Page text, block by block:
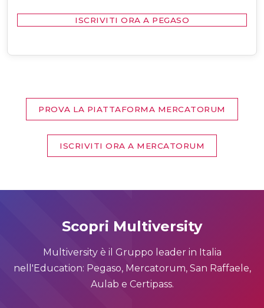
ISCRIVITI ORA A PEGASO
PROVA LA PIATTAFORMA MERCATORUM
ISCRIVITI ORA A MERCATORUM
Scopri Multiversity
Multiversity è il Gruppo leader in Italia
nell'Education: Pegaso, Mercatorum, San Raffaele,
Aulab e Certipass.